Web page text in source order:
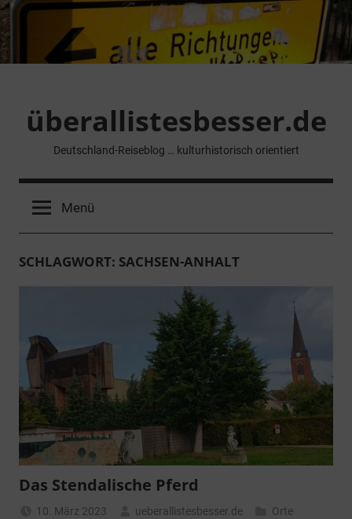
Zum
Inhalt
springen
überallistesbesser.de
Deutschland-Reiseblog … kulturhistorisch orientiert
Menü
SCHLAGWORT: SACHSEN-ANHALT
Das Stendalische Pferd
10. März 2023 ueberallistesbesser.de Orte